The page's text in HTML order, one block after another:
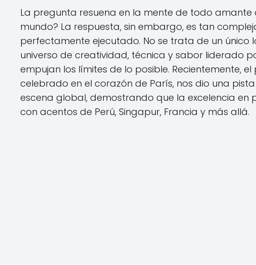
La pregunta resuena en la mente de todo
mundo? La respuesta, sin embargo, es tan
perfectamente ejecutado. No se trata de un único
universo de creatividad, técnica y sabor liderado
empujan los límites de lo posible. Recientemente, el
celebrado en el corazón de París, nos dio una
escena global, demostrando que la excelencia en
con acentos de Perú, Singapur, Francia y más allá.